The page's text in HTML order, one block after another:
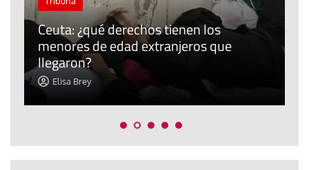
Ceuta: ¿qué derechos tienen los
menores de edad extranjeros que
llegaron?
Elisa Brey